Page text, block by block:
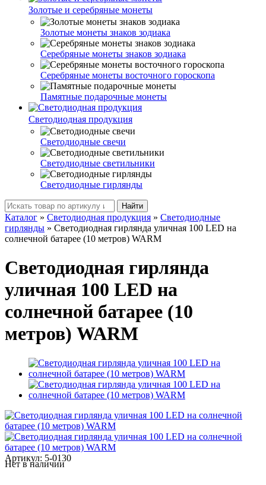
Золотые и серебряные монеты
Золотые монеты знаков зодиака
Серебряные монеты знаков зодиака
Серебряные монеты восточного гороскопа
Памятные подарочные монеты
Светодиодная продукция
Светодиодные свечи
Светодиодные светильники
Светодиодные гирлянды
Найти
Каталог » Светодиодная продукция » Светодиодные
гирлянды » Светодиодная гирлянда уличная 100 LED на
солнечной батарее (10 метров) WARM
Светодиодная гирлянда
уличная 100 LED на
солнечной батарее (10
метров) WARM
Артикул: 5-0130
Нет в наличии